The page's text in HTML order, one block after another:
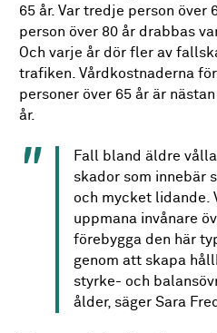
65 år. Var tredje person över
person över 80 år drabbas
Och varje år dör fler av
trafiken. Vårdkostnaderna
personer över 65 år är
år.
Fall bland äldre
skador som innebär
och mycket lidande.
uppmana invånare
förebygga den här
genom att skapa
styrke- och
ålder, säger Sara